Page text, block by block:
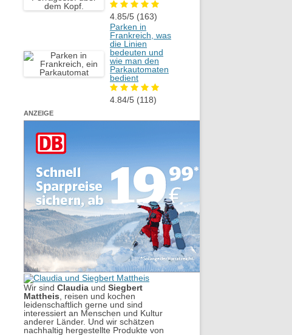
4.85/5 (163)
Parken in
Frankreich, was
die Linien
bedeuten und
wie man den
Parkautomaten
bedient
4.84/5 (118)
ANZEIGE
Wir sind Claudia und Siegbert
Mattheis , reisen und kochen
leidenschaftlich gerne und sind
interessiert an Menschen und Kultur
anderer Länder. Und wir schätzen
nachhaltig hergestellte Produkte von